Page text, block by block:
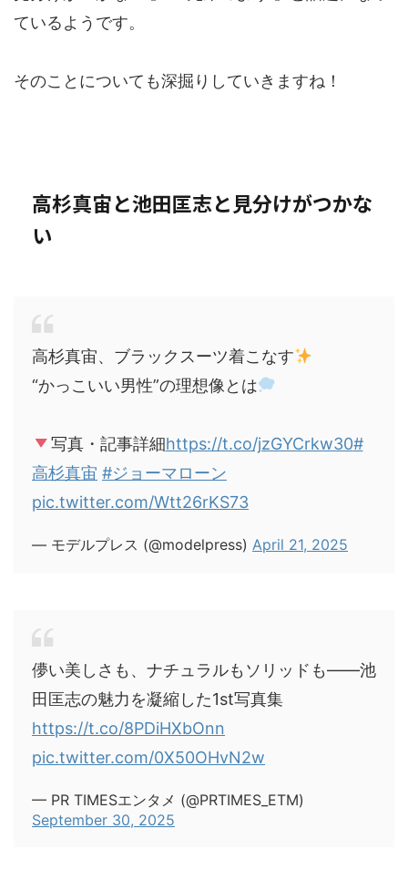
ているようです。
そのことについても深掘りしていきますね！
高杉真宙と池田匡志と見分けがつかな
い
高杉真宙、ブラックスーツ着こなす
“かっこいい男性”の理想像とは
写真・記事詳細https://t.co/jzGYCrkw30#
高杉真宙 #ジョーマローン
pic.twitter.com/Wtt26rKS73
— モデルプレス (@modelpress) April 21, 2025
儚い美しさも、ナチュラルもソリッドも――池
田匡志の魅力を凝縮した1st写真集
https://t.co/8PDiHXbOnn
pic.twitter.com/0X50OHvN2w
— PR TIMESエンタメ (@PRTIMES_ETM)
September 30, 2025